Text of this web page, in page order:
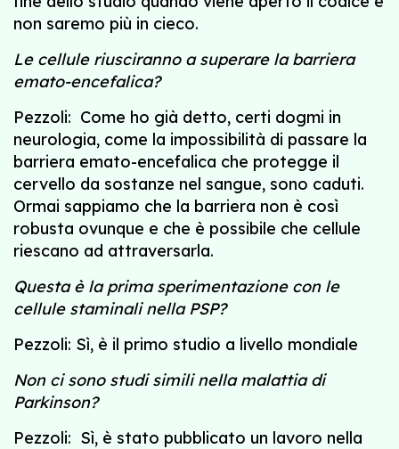
non saremo più in cieco.
Le cellule riusciranno a superare la barriera
emato-encefalica?
Pezzoli: Come ho già detto, certi dogmi in
neurologia, come la impossibilità di passare la
barriera emato-encefalica che protegge il
cervello da sostanze nel sangue, sono caduti.
Ormai sappiamo che la barriera non è così
robusta ovunque e che è possibile che cellule
riescano ad attraversarla.
Questa è la prima sperimentazione con le
cellule staminali nella PSP?
Pezzoli: Sì, è il primo studio a livello mondiale
Non ci sono studi simili nella malattia di
Parkinson?
Pezzoli: Sì, è stato pubblicato un lavoro nella